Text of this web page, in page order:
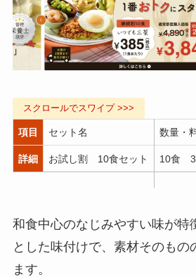
項目
詳細
セット名
お試し割 10食セット
数量・
10食
和食中心のなじみやすい味が特
とした味付けで、素材そのもの
ます。